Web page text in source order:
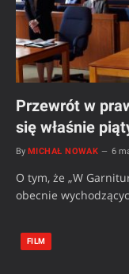
Przewrót w
się właśnie
By MICHAŁ NOWAK 6
O tym, że „W
obecnie
FILM